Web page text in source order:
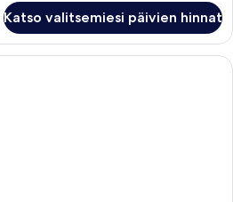
Katso valitsemiesi päivien hinnat
Tilava olohuone, jossa on suuri